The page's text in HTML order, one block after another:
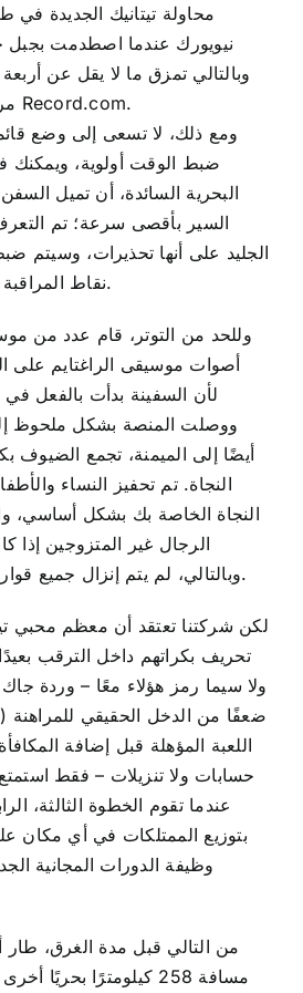
محاولة تيتانيك الجديدة في
نيويورك عندما اصطدمت
وبالتالي تمزق ما لا يقل عن أربعة
مركزة على موقع Record.com.
ومع ذلك، لا تسعى إلى وضع قائمة
ضبط الوقت أولوية، ويمكنك
البحرية السائدة، أن تميل
السير بأقصى سرعة؛ تم
الجليد على أنها تحذيرات، وسيتم
نقاط المراقبة وعرض الاتصال.
وللحد من التوتر، قام عدد من
أصوات موسيقى الراغتايم على
لأن السفينة بدأت بالفعل
ووصلت المنصة بشكل ملحوظ
أيضًا إلى الميمنة، تجمع الضيوف
النجاة. تم تحفيز النساء
النجاة الخاصة بك بشكل أساسي،
الرجال غير المتزوجين إذا
وبالتالي، لم يتم إنزال جميع قوارب النجاة بشكل كامل.
لكن شركتنا تعتقد أن معظم محبي
تحريف بكراتهم داخل الترقب
ضعفًا من الدخل الحقيقي
اللعبة المؤهلة قبل إضافة
حسابات ولا تنزيلات – فقط
عندما تقوم الخطوة الثالثة،
بتوزيع الممتلكات في أي مكان
وظيفة الدورات المجانية
من التالي قبل مدة الغرق، طار